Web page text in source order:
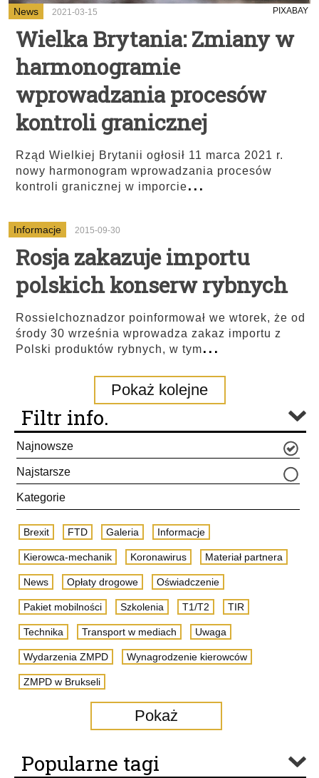
News 2021-03-15 PIXABAY
Wielka Brytania: Zmiany w
harmonogramie
wprowadzania procesów
kontroli granicznej
Rząd Wielkiej Brytanii ogłosił 11 marca 2021 r.
nowy harmonogram wprowadzania procesów
kontroli granicznej w imporcie...
Informacje 2015-09-30
Rosja zakazuje importu
polskich konserw rybnych
Rossielchoznadzor poinformował we wtorek, że od
środy 30 września wprowadza zakaz importu z
Polski produktów rybnych, w tym...
Pokaż kolejne
Filtr info.
Najnowsze
Najstarsze
Kategorie
Brexit FTD Galeria Informacje
Kierowca-mechanik Koronawirus Materiał partnera
News Opłaty drogowe Oświadczenie
Pakiet mobilności Szkolenia T1/T2 TIR
Technika Transport w mediach Uwaga
Wydarzenia ZMPD Wynagrodzenie kierowców
ZMPD w Brukseli
Pokaż
Popularne tagi